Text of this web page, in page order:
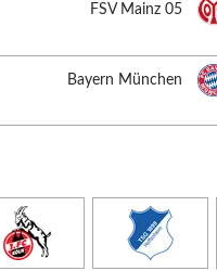
FSV Mainz 05
Bayern München